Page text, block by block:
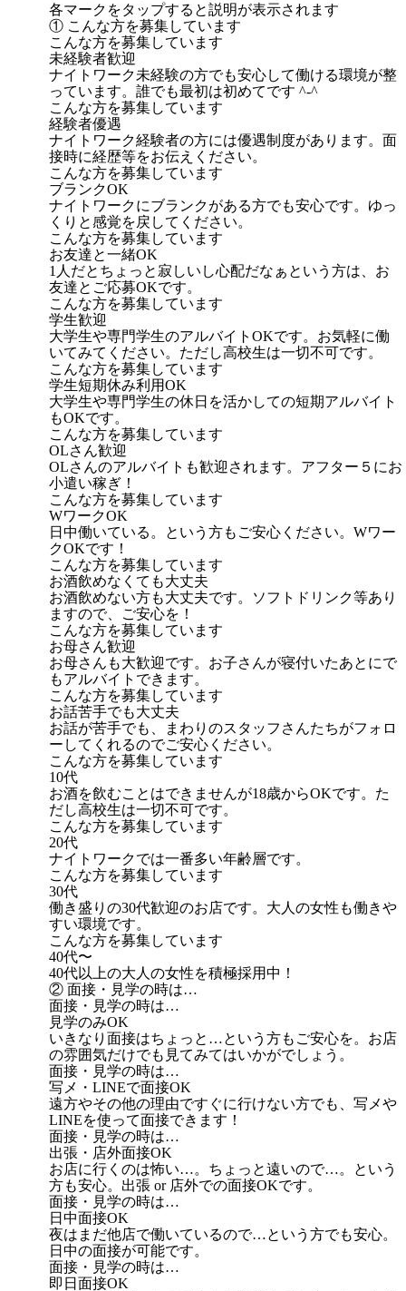
各マークをタップすると説明が表示されます
① こんな方を募集しています
こんな方を募集しています
未経験者歓迎
ナイトワーク未経験の方でも安心して働ける環境が整
っています。誰でも最初は初めてです ^-^
こんな方を募集しています
経験者優遇
ナイトワーク経験者の方には優遇制度があります。面
接時に経歴等をお伝えください。
こんな方を募集しています
ブランクOK
ナイトワークにブランクがある方でも安心です。ゆっ
くりと感覚を戻してください。
こんな方を募集しています
お友達と一緒OK
1人だとちょっと寂しいし心配だなぁという方は、お
友達とご応募OKです。
こんな方を募集しています
学生歓迎
大学生や専門学生のアルバイトOKです。お気軽に働
いてみてください。ただし高校生は一切不可です。
こんな方を募集しています
学生短期休み利用OK
大学生や専門学生の休日を活かしての短期アルバイト
もOKです。
こんな方を募集しています
OLさん歓迎
OLさんのアルバイトも歓迎されます。アフター５にお
小遣い稼ぎ！
こんな方を募集しています
WワークOK
日中働いている。という方もご安心ください。Wワー
クOKです！
こんな方を募集しています
お酒飲めなくても大丈夫
お酒飲めない方も大丈夫です。ソフトドリンク等あり
ますので、ご安心を！
こんな方を募集しています
お母さん歓迎
お母さんも大歓迎です。お子さんが寝付いたあとにで
もアルバイトできます。
こんな方を募集しています
お話苦手でも大丈夫
お話が苦手でも、まわりのスタッフさんたちがフォロ
ーしてくれるのでご安心ください。
こんな方を募集しています
10代
お酒を飲むことはできませんが18歳からOKです。た
だし高校生は一切不可です。
こんな方を募集しています
20代
ナイトワークでは一番多い年齢層です。
こんな方を募集しています
30代
働き盛りの30代歓迎のお店です。大人の女性も働きや
すい環境です。
こんな方を募集しています
40代〜
40代以上の大人の女性を積極採用中！
② 面接・見学の時は…
面接・見学の時は…
見学のみOK
いきなり面接はちょっと…という方もご安心を。お店
の雰囲気だけでも見てみてはいかがでしょう。
面接・見学の時は…
写メ・LINEで面接OK
遠方やその他の理由ですぐに行けない方でも、写メや
LINEを使って面接できます！
面接・見学の時は…
出張・店外面接OK
お店に行くのは怖い…。ちょっと遠いので…。という
方も安心。出張 or 店外での面接OKです。
面接・見学の時は…
日中面接OK
夜はまだ他店で働いているので…という方でも安心。
日中の面接が可能です。
面接・見学の時は…
即日面接OK